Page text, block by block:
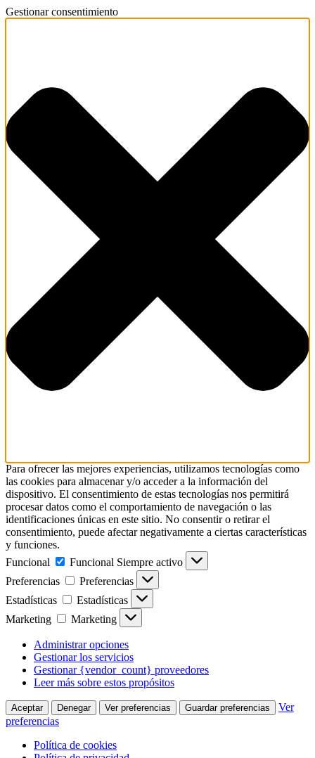
Gestionar consentimiento
Para ofrecer las mejores experiencias, utilizamos tecnologías como
las cookies para almacenar y/o acceder a la información del
dispositivo. El consentimiento de estas tecnologías nos permitirá
procesar datos como el comportamiento de navegación o las
identificaciones únicas en este sitio. No consentir o retirar el
consentimiento, puede afectar negativamente a ciertas características
y funciones.
Funcional
Funcional Siempre activo
Preferencias
Preferencias
Estadísticas
Estadísticas
Marketing
Marketing
Administrar opciones
Gestionar los servicios
Gestionar {vendor_count} proveedores
Leer más sobre estos propósitos
Aceptar Denegar Ver preferencias Guardar preferencias
Ver
preferencias
Política de cookies